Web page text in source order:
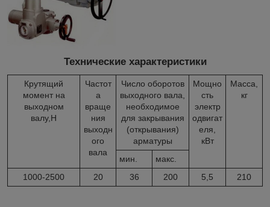
Технические характеристики
Крутящий
момент на
выходном
валу,Н
Частот
а
враще
ния
выходн
ого
вала
Число оборотов
выходного вала,
необходимое
для закрывания
(открывания)
арматуры
Мощно
сть
электр
одвигат
еля,
кВт
Масса,
кг
мин.
макс.
1000-2500
20 36 200 5,5 210